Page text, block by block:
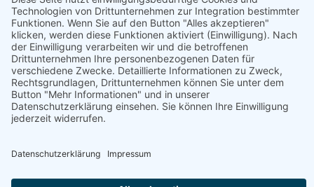
+43 720 353535 - Rückrufservice
service@regionale-produkte.online
© Regionale Produkte | powered by
Creativomedia GmbH
Downloads